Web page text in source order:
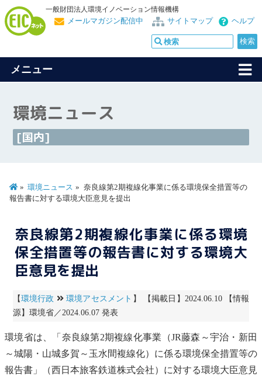
一般財団法人環境イノベーション情報機構
ヘルプ
サイトマップ
メールマガジン配信中
メニュー
環境ニュース
[国内]
環境ニュース
奈良線第2期複線化事業に係る環境保全措置等の
報告書に対する環境大臣意見を提出
奈良線第2期複線化事業に係る環境
保全措置等の報告書に対する環境大
臣意見を提出
【環境行政 環境アセスメント 】 【掲載日】2024.06.10 【情報
源】環境省／2024.06.07 発表
環境省は、「奈良線第2期複線化事業（JR藤森～宇治・新田
～城陽・山城多賀～玉水間複線化）に係る環境保全措置等の
報告書」（西日本旅客鉄道株式会社）に対する環境大臣意見